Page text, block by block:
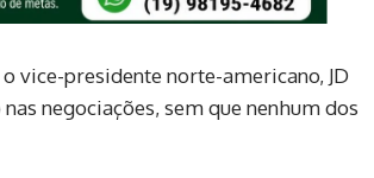
vice-presidente norte-americano, JD
negociações, sem que nenhum dos